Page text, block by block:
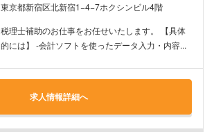
東京都新宿区北新宿1−4−7ホクシンビル4階
税理士補助のお仕事をお任せいたします。 【具体
的には】 -会計ソフトを使ったデータ入力・内容...
求人情報詳細へ